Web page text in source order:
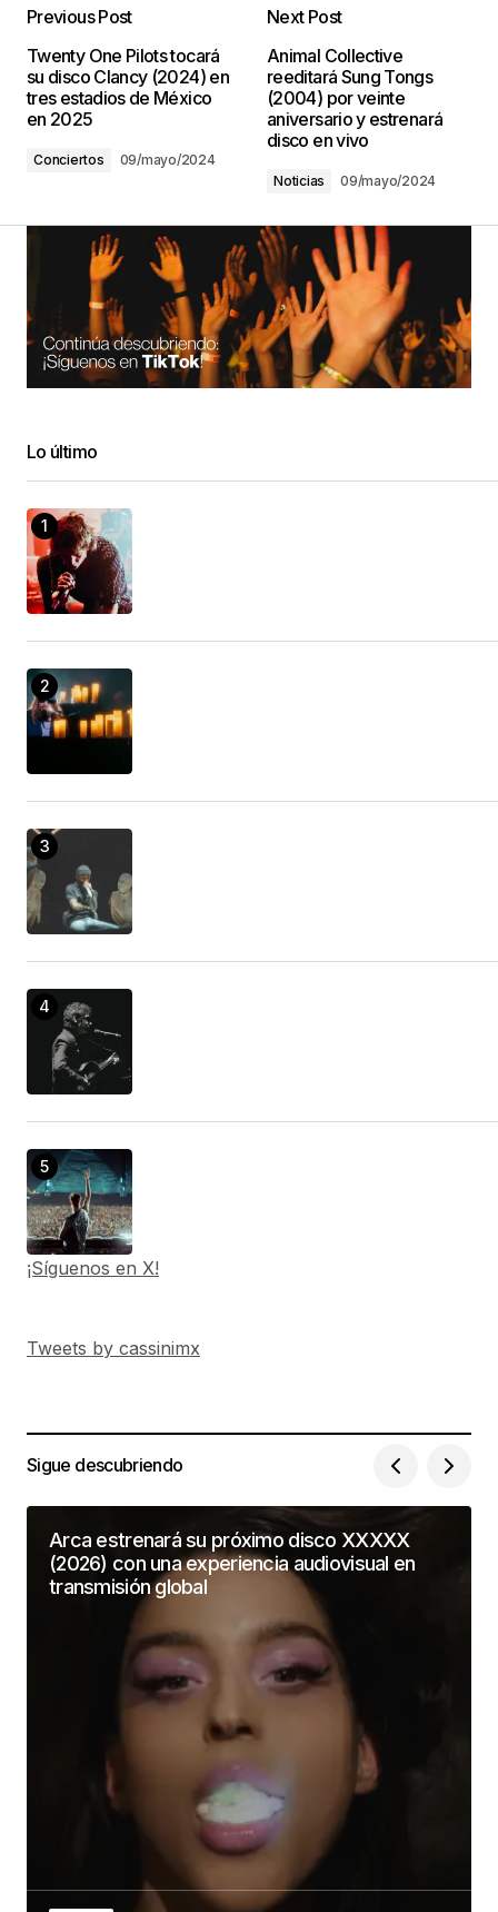
Previous Post
Twenty One Pilots tocará
su disco Clancy (2024) en
tres estadios de México
en 2025
Conciertos 09/mayo/2024
Next Post
Animal Collective
reeditará Sung Tongs
(2004) por veinte
aniversario y estrenará
disco en vivo
Noticias 09/mayo/2024
Lo último
¡Síguenos en X!
Tweets by cassinimx
Sigue descubriendo
Arca estrenará su próximo disco XXXXX
(2026) con una experiencia audiovisual en
transmisión global